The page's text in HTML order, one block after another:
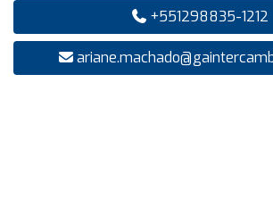
+551298835-1212